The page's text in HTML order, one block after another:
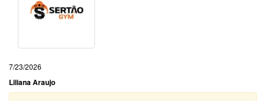
7/23/2026
Liliana Araujo